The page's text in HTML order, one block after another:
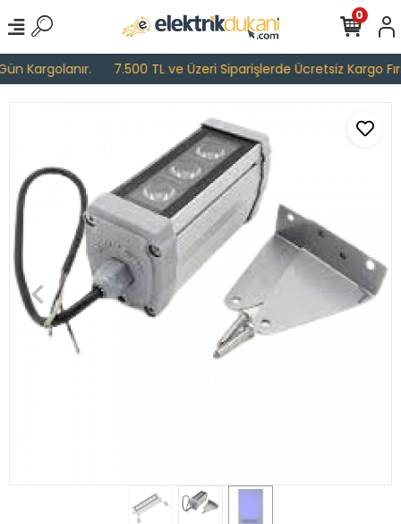
Kargolanır. 7.500 TL ve Üzeri Siparişlerde Ücretsiz Kargo
0